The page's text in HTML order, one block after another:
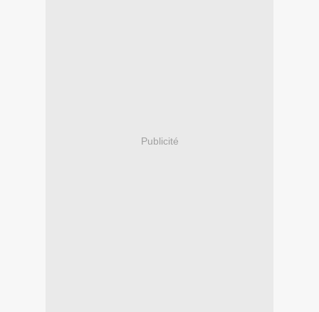
Publicité